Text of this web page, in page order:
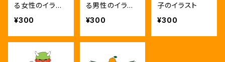
る女性のイラス
ト
¥300
る男性のイラス
ト
¥300
子のイラスト
¥300